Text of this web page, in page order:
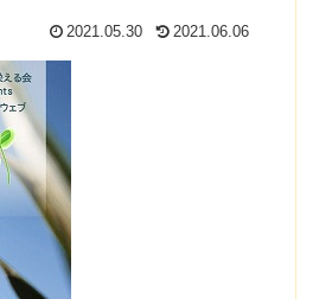
2021.05.30 2021.06.06